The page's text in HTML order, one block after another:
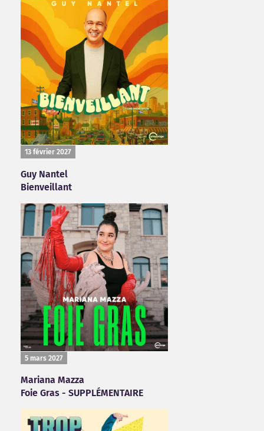
13 février 2027
Guy Nantel
Bienveillant
5 mars 2027
Mariana Mazza
Foie Gras - SUPPLÉMENTAIRE